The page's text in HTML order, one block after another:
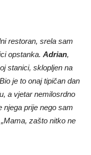
restoran, srela sam
opstanka. Adrian,
stanici, sklopljen na
je to onaj tipičan dan
a vjetar nemilosrdno
njega prije nego sam
zašto nitko ne